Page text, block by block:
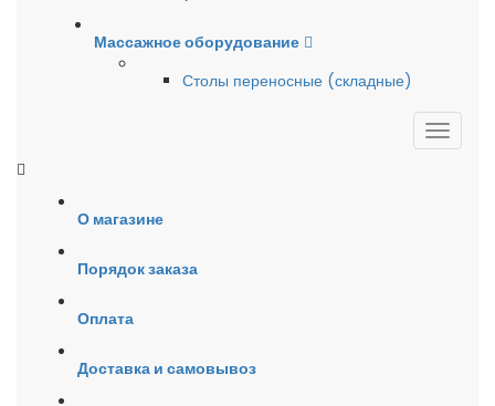
Массажное оборудование
Столы переносные (складные)
О магазине
Порядок заказа
Оплата
Доставка и самовывоз